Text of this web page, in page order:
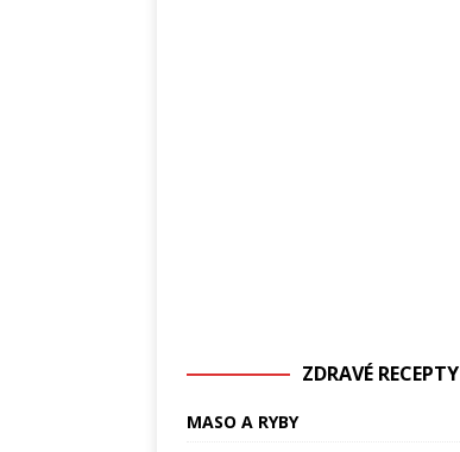
ZDRAVÉ RECEPTY
MASO A RYBY